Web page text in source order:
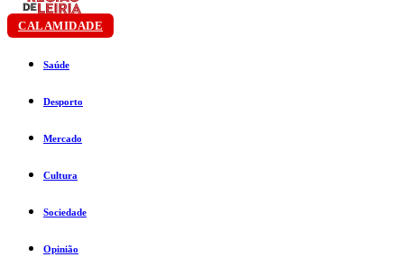
CALAMIDADE
Saúde
Desporto
Mercado
Cultura
Sociedade
Opinião